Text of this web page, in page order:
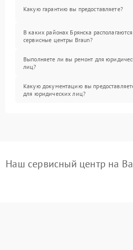
Какую гарантию вы предоставляете?
В каких районах Брянска располагаются
сервисные центры Braun?
Выполняете ли вы ремонт для
лиц?
Какую документацию вы
для юридических лиц?
Наш сервисный центр на